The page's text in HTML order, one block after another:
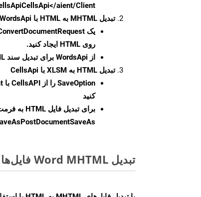
CellsApi</aient/Client/ را راه‌اندازی کنید.
تبدیل MHTML به HTML با WordsApi
یک
روی HTML ایجاد کنید.
از WordsApi برای تبدیل سند MHTML به HTML استفاده کنید.
تبدیل HTML به XLSM با CellsApi
SaveOption
کنید
برای تبدیل فایل HTML به فرمت
تبدیل Word MHTML فایل‌ها به صورت آنلاین: روشی سریع و آسان